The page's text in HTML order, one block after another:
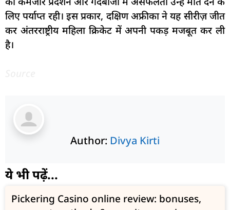
लिए पर्याप्त रही। इस प्रकार, दक्षिण अफ्रीका ने यह सीरीज़ जीत
कर अंतरराष्ट्रीय महिला क्रिकेट में अपनी पकड़ मजबूत कर ली
है।
Author: Divya Kirti
ये भी पढ़ें...
Pickering Casino online review: bonuses,